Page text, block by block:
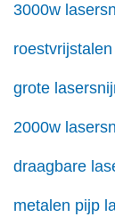
3000w
grote
2000w
draagbare
metalen pijp